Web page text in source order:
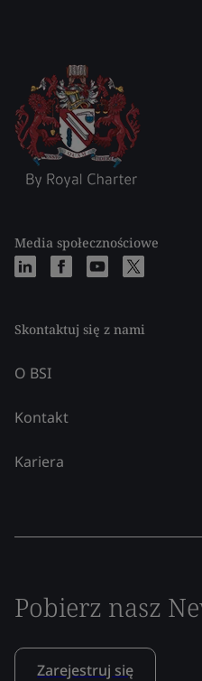
Media społecznościowe
Skontaktuj się z nami
O BSI
Kontakt
Kariera
Pobierz nasz
Zarejestruj się